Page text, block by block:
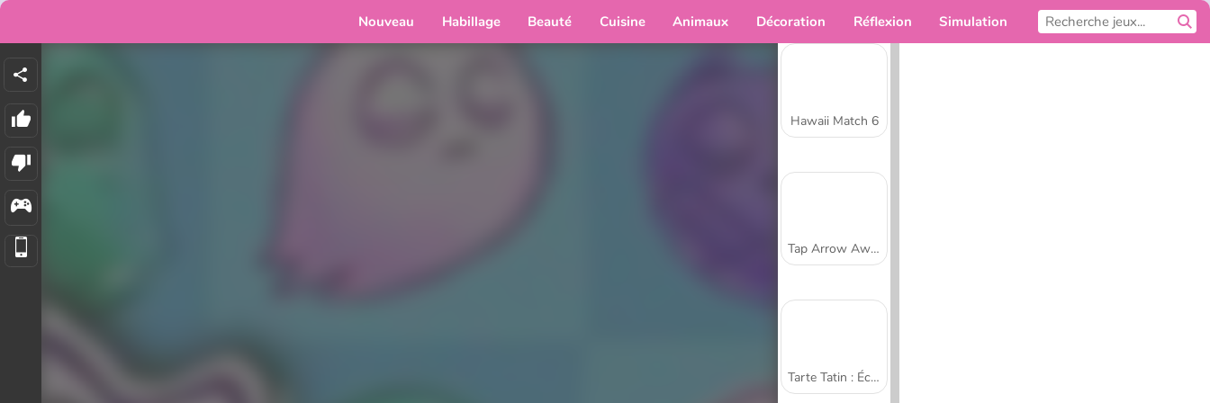
Nouveau Habillage Beauté Cuisine Animaux Décoration Réflexion Simulation
Hawaii Match 6
Tap Arrow Away
Tarte Tatin : École de cuisine de Sara